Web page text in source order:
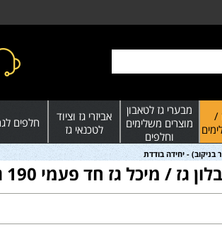
/
מבערי גז לטאבון
מוצרים משלימים
וחלפים
אביזרי גז וציוד
לטכנאי גז
חלפים
בלון גז / מיכל גז חד פעמי 190 גרם (חיבור בניקוב) - יחידה בודדת